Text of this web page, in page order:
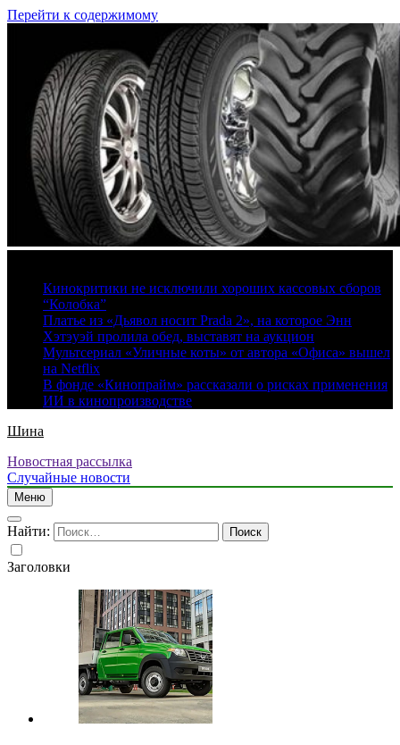
Перейти к содержимому
Кинокритики не исключили хороших кассовых сборов
“Колобка”
Платье из «Дьявол носит Prada 2», на которое Энн
Хэтэуэй пролила обед, выставят на аукцион
Мультсериал «Уличные коты» от автора «Офиса» вышел
на Netflix
В фонде «Кинопрайм» рассказали о рисках применения
ИИ в кинопроизводстве
Шина
Новостная рассылка
Случайные новости
Меню
Найти:
Заголовки